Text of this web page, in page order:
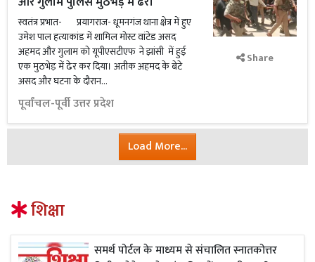
स्वतंत्र प्रभात- प्रयागराज- धूमनगंज थाना क्षेत्र में हुए
उमेश पाल हत्याकांड में शामिल मोस्ट वांटेड असद
अहमद और गुलाम को यूपीएसटीएफ ने झांसी में हुई
एक मुठभेड़ में ढेर कर दिया। अतीक अहमद के बेटे
असद और घटना के दौरान...
पूर्वांचल-पूर्वी उत्तर प्रदेश
Share
Load More...
शिक्षा
समर्थ पोर्टल के माध्यम से संचालित स्नातकोत्तर